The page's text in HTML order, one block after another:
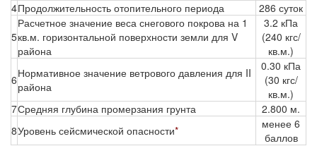
4Продолжительность отопительного периода 286 суток
5
Расчетное значение веса снегового покрова на 1
кв.м. горизонтальной поверхности земли для V
района
3.2 кПа
(240 кгс/
кв.м.)
6Нормативное значение ветрового давления для II
района
0.30 кПа
(30 кгс/
кв.м.)
7Средняя глубина промерзания грунта
2.800 м.
8Уровень сейсмической опасности*
менее 6
баллов